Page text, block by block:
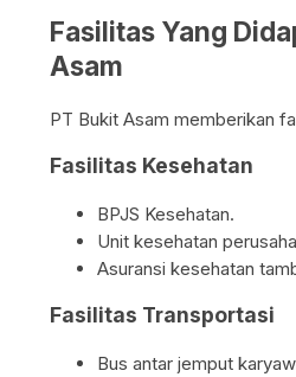
Fasilitas Yang
Asam
PT Bukit Asam memberikan
Fasilitas Kesehatan
BPJS Kesehatan.
Unit kesehatan
Asuransi kesehatan
Fasilitas Transportasi
Bus antar jemput